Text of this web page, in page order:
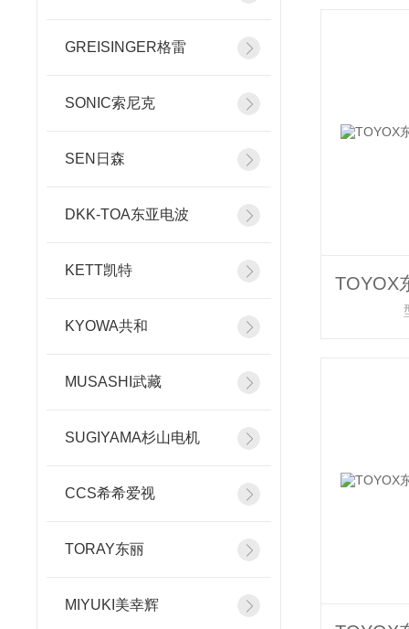
GREISINGER格雷
SONIC索尼克
SEN日森
DKK-TOA东亚电波
KETT凯特
KYOWA共和
MUSASHI武藏
SUGIYAMA杉山电机
CCS希希爱视
TORAY东丽
MIYUKI美幸辉